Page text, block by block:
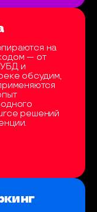
на
— от
и
обсудим,
решений